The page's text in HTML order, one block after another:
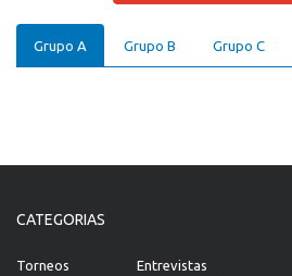
Grupo A Grupo B Grupo C
CATEGORIAS
Torneos
Entrevistas